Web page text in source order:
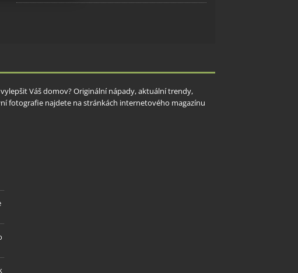
Váš domov? Originální nápady, aktuální trendy,
fotografie najdete na stránkách internetového magazínu